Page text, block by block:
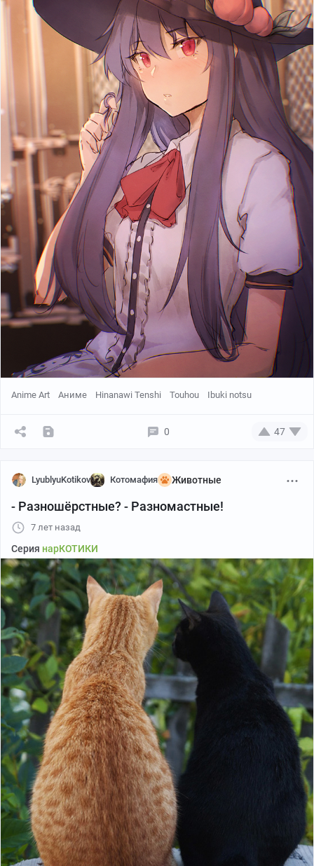
Anime Art Аниме Hinanawi Tenshi Touhou Ibuki notsu
0 47
LyublyuKotikov Котомафия Животные
- Разношёрстные? - Разномастные!
7 лет назад
Серия нарКОТИКИ